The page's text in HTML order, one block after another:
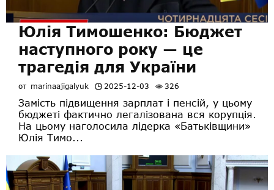
Юлія Тимошенко: Бюджет
наступного року — це
трагедія для України
от marinaajigalyuk 2025-12-03 326
Замість підвищення зарплат і пенсій, у цьому
бюджеті фактично легалізована вся корупція.
На цьому наголосила лідерка «Батьківщини»
Юлія Тимо...